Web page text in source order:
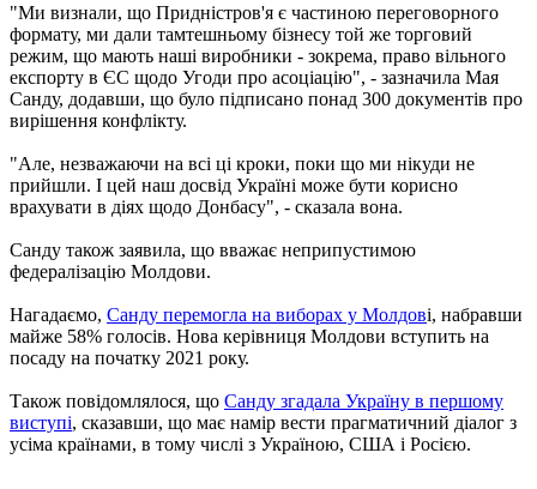
"Ми визнали, що Придністров'я є частиною переговорного
формату, ми дали тамтешньому бізнесу той же торговий
режим, що мають наші виробники - зокрема, право вільного
експорту в ЄС щодо Угоди про асоціацію", - зазначила Мая
Санду, додавши, що було підписано понад 300 документів про
вирішення конфлікту.
"Але, незважаючи на всі ці кроки, поки що ми нікуди не
прийшли. І цей наш досвід Україні може бути корисно
врахувати в діях щодо Донбасу", - сказала вона.
Санду також заявила, що вважає неприпустимою
федералізацію Молдови.
Нагадаємо, Санду перемогла на виборах у Молдові, набравши
майже 58% голосів. Нова керівниця Молдови вступить на
посаду на початку 2021 року.
Також повідомлялося, що Санду згадала Україну в першому
виступі, сказавши, що має намір вести прагматичний діалог з
усіма країнами, в тому числі з Україною, США і Росією.